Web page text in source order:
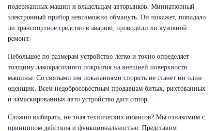
подержанных машин и владельцам авторынков. Миниатюрный
электронный прибор невозможно обмануть. Он покажет, попадало
ли транспортное средство в аварию, проводили ли кузовной
ремонт.
Небольшое по размерам устройство легко и точно определяет
толщину лакокрасочного покрытия на внешней поверхности
машины. Со снятыми им показаниями спорить не станет ни один
оценщик. Всем недобросовестным продавцам битых, рихтованных
и замаскированных авто устройство даст отпор.
Сложно выбирать, не зная технических нюансов? Мы ознакомим с
принципом действия и функциональностью. Представим